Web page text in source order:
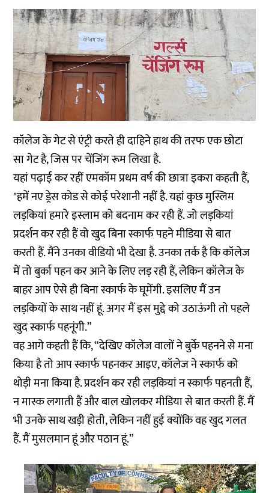
कॉलेज के गेट से एंट्री करते ही दाहिने हाथ की तरफ एक छोटा
सा गेट है, जिस पर चेंजिंग रूम लिखा है.
यहां पढ़ाई कर रहीं एमकॉम प्रथम वर्ष की छात्रा इकरा कहती हैं,
"हमें नए ड्रेस कोड से कोई परेशानी नहीं है. यहां कुछ मुस्लिम
लड़कियां हमारे इस्लाम को बदनाम कर रही हैं. जो लड़कियां
प्रदर्शन कर रही हैं वो खुद बिना स्कार्फ पहने मीडिया से बात
करती हैं. मैंने उनका वीडियो भी देखा है. उनका तर्क है कि कॉलेज
में तो बुर्का पहन कर आने के लिए लड़ रही हैं, लेकिन कॉलेज के
बाहर आप ऐसे ही बिना स्कार्फ के घूमेंगी. इसलिए मैं उन
लड़कियों के साथ नहीं हूं. अगर मैं इस मुद्दे को उठाऊंगी तो पहले
खुद स्कार्फ पहनूंगी.”
वह आगे कहती हैं कि, “देखिए कॉलेज वालों ने बुर्के पहनने से मना
किया है तो आप स्कार्फ पहनकर आइए, कॉलेज ने स्कार्फ को
थोड़ी मना किया है. प्रदर्शन कर रही लड़कियां न स्कार्फ पहनती हैं,
न मास्क लगाती हैं और बाल खोलकर मीडिया से बात करती हैं. मैं
भी उनके साथ खड़ी होती, लेकिन नहीं हुई क्योंकि वह खुद गलत
हैं. मैं मुसलमान हूं और पठान हूं.”